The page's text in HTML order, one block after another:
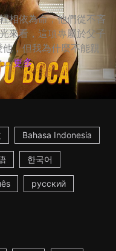
相依為命，他們從不吝
來看，這項專屬於父子
，但我為什麼不能親
更多
Bahasa Indonesia
한국어
русский